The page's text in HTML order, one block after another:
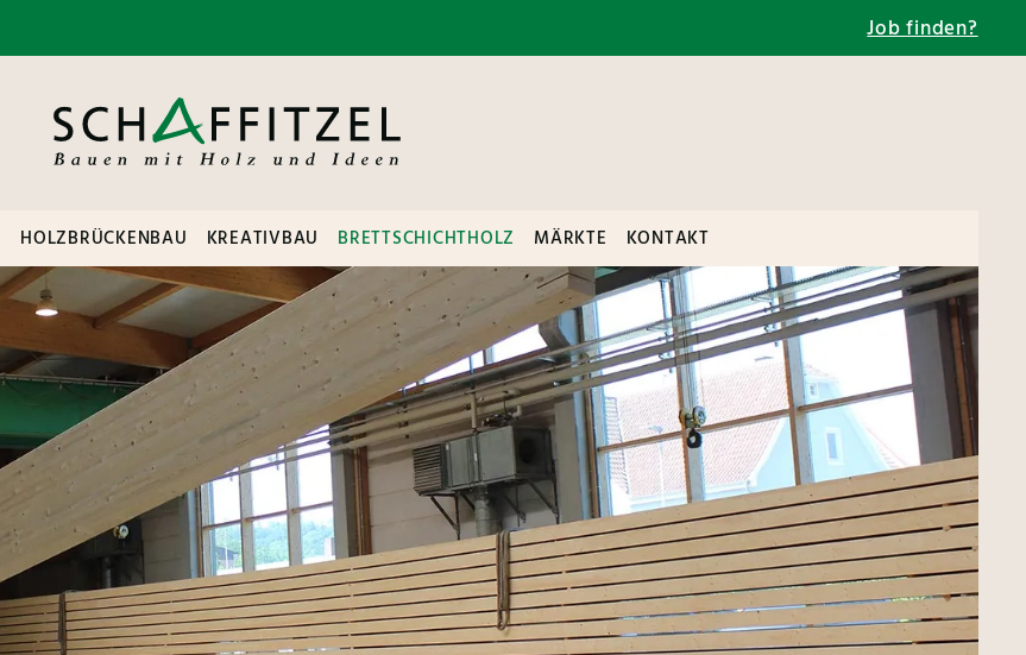
Job finden?
HOLZBRÜCKENBAU KREATIVBAU BRETTSCHICHTHOLZ MÄRKTE KONTAKT